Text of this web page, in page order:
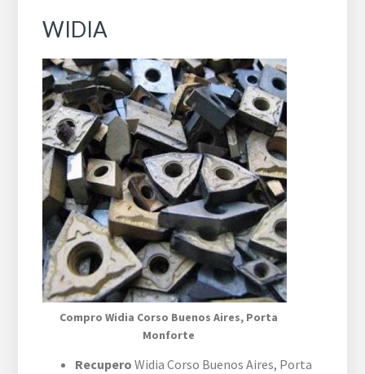
WIDIA
Compro Widia ​Corso Buenos Aires,​ Porta
Monforte
RecuperoWidia ​Corso Buenos Aires,​ Porta